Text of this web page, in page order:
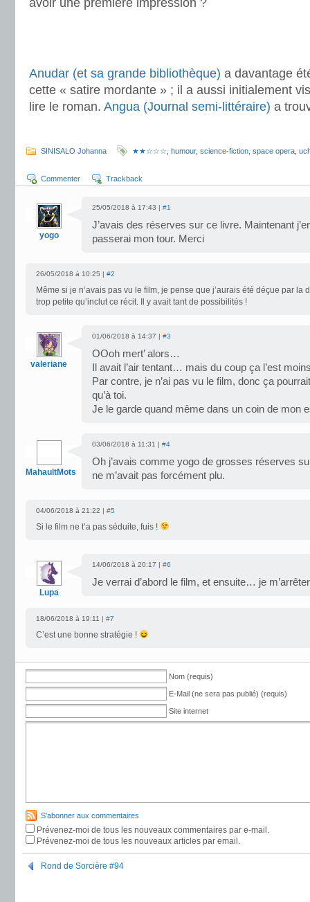
avoir une première impression ?
Anudar (et sa grande bibliothèque) a davantage
cette « satire mordante » ; il a aussi initialement
lire le roman. Angua (Journal semi-littéraire) a
SINISALO Johanna ★★☆☆☆ humour, science-fiction space opera
Commenter Trackback
yogo
25/05/2018 à 17:43 | #1
J’avais des réserves sur ce livre. Maintenant
passerai mon tour. Merci
26/05/2018 à 10:25 | #2
Même si je n’avais pas vu le film, je pense que j’aurais été déçue par la
trop petite qu’inclut ce récit. Il y avait tant de possibilités !
valeriane
01/06/2018 à 14:37 | #3
OOoh mert’ alors…
Il avait l’air tentant… mais du coup ça l’est
Par contre, je n’ai pas vu le film, donc ça
qu’à toi.
Je le garde quand même dans un coin de mon
MahaultMots
03/06/2018 à 11:31 | #4
Oh j’avais comme yogo de grosses réserves
ne m’avait pas forcément plu.
04/06/2018 à 21:22 | #5
Si le film ne t’a pas séduite, fuis !
Lupa
14/06/2018 à 20:17 | #6
Je verrai d’abord le film, et ensuite… je
18/06/2018 à 19:11 | #7
C’est une bonne stratégie !
Nom (requis)
E-Mail (ne sera pas publié) (requis)
Site internet
S'abonner aux commentaires
Prévenez-moi de tous les nouveaux commentaires par e-mail.
Prévenez-moi de tous les nouveaux articles par email.
Rond de Sorcière #94